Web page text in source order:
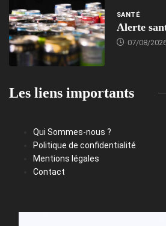
SANTÉ
Alerte
07/08/
Les liens importants
Qui Sommes-nous ?
Politique de confidentialité
Mentions légales
Contact